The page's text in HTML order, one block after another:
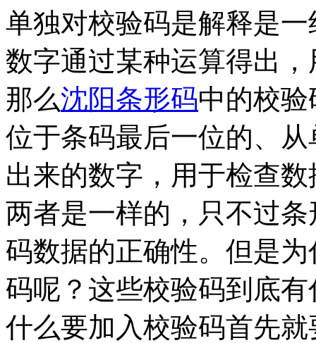
单独对校验码是解释是
数字通过某种运算得出
那么沈阳条形码中的校
位于条码最后一位的、
出来的数字，用于检查
两者是一样的，只不过
码数据的正确性。但是
码呢？这些校验码到底
什么要加入校验码首先